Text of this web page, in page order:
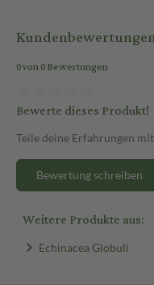
0 von 0 Bewertungen
Bewerte dieses Produkt!
Teile deine Erfahrungen
Bewertung schreiben
Weitere Produkte aus:
Echinacea Globuli